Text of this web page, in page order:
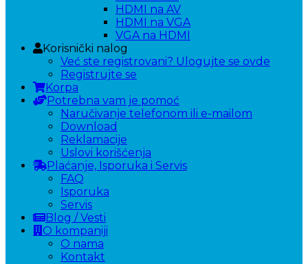
HDMI na AV
HDMI na VGA
VGA na HDMI
Korisnički nalog
Već ste registrovani? Ulogujte se ovde
Registrujte se
Korpa
Potrebna vam je pomoć
Naručivanje telefonom ili e-mailom
Download
Reklamacije
Uslovi korišćenja
Plaćanje, Isporuka i Servis
FAQ
Isporuka
Servis
Blog / Vesti
O kompaniji
O nama
Kontakt